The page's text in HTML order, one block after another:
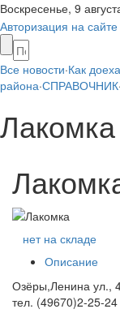
Воскресенье, 9
Авторизация на сайте
Все новости·Как
района·СПРАВОЧНИК·
Лакомка
нет на складе
Описание
Озёры,Ленина ул.,
тел. (49670)2-25-24